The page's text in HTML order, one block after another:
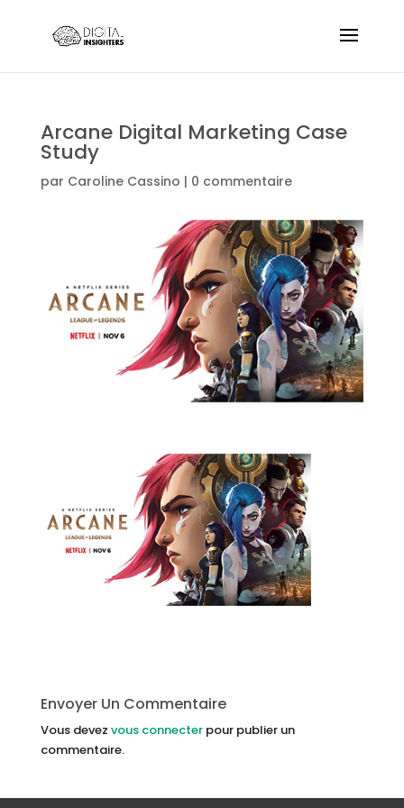
Arcane Digital Marketing Case
Study
par Caroline Cassino | 0 commentaire
Envoyer Un Commentaire
Vous devez vous connecterpour publier un
commentaire.